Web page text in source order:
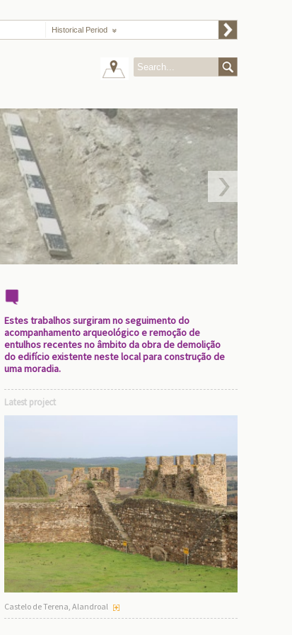
Historical Period
Estes trabalhos surgiram no seguimento do
acompanhamento arqueológico e remoção de
entulhos recentes no âmbito da obra de demolição
do edifício existente neste local para construção de
uma moradia.
Latest project
Castelo de Terena, Alandroal